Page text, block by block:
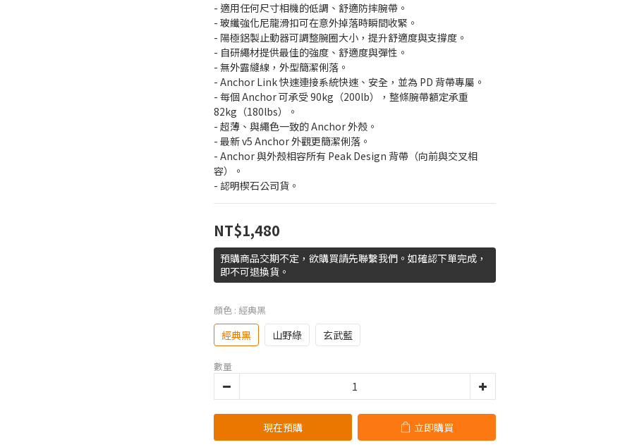
- 適用任何尺寸相機的低調、舒適防摔腕帶。
- 玻纖強化尼龍滑扣可在意外掉落時瞬間收緊。
- 陽極鋁製止動器可調整腕圈大小，提升舒適度與支撐度。
- 自研繩材提供最佳的強度、舒適度與彈性。
- 無外露縫線，外型簡潔俐落。
- Anchor Link 快速連接系統快速、安全，並為 PD 背帶專屬。
- 每個 Anchor 可承受 90kg（200lb），整條腕帶額定承重
82kg（180lbs）。
- 超薄、與繩色一致的 Anchor 外殼。
- 最新 v5 Anchor 外觀更簡潔俐落。
- Anchor 與外殼相容所有 Peak Design 背帶（向前與交叉相
容）。
- 認明楔石公司貨。
NT$1,480
預購商品交期不定，欲購買請先聯繫我們。如確認下單完成，
即不可退換貨。
顏色 : 經典黑
經典黑 山野綠 玄武藍
數量
現在預購 立即購買